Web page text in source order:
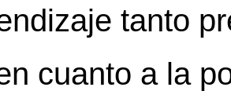
tanto
cuanto a la